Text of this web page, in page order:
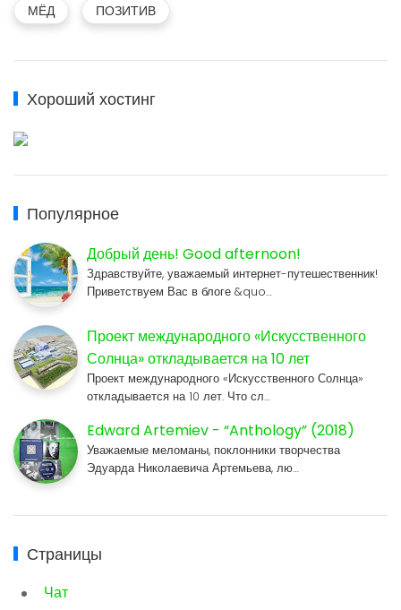
МЁД ПОЗИТИВ
Хороший хостинг
Популярное
Добрый день! Good afternoon!
Здравствуйте, уважаемый интернет-путешественник!
Приветствуем Вас в блоге &quo…
Проект международного «Искусственного
Солнца» откладывается на 10 лет
Проект международного «Искусственного Солнца»
откладывается на 10 лет. Что сл…
Edward Artemiev - “Anthology” (2018)
Уважаемые меломаны, поклонники творчества
Эдуарда Николаевича Артемьева, лю…
Страницы
Чат